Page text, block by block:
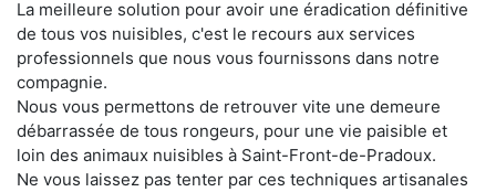
La meilleure solution pour avoir une éradication définitive
de tous vos nuisibles, c'est le recours aux services
professionnels que nous vous fournissons dans notre
compagnie.
Nous vous permettons de retrouver vite une demeure
débarrassée de tous rongeurs, pour une vie paisible et
loin des animaux nuisibles à Saint-Front-de-Pradoux.
Ne vous laissez pas tenter par ces techniques artisanales